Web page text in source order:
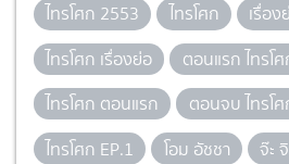
ไทรโศก 2553 ไทรโศก
เรื่อง
ไทรโศก เรื่องย่อ
ตอนแรก ไทรโ
ไทรโศก ตอนแรก
ตอนจบ ไทรโ
ไทรโศก EP.1
โอม อัชชา
จ๊ะ